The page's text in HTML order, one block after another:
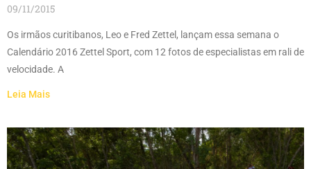
09/11/2015
Os irmãos curitibanos, Leo e Fred Zettel, lançam essa semana o
Calendário 2016 Zettel Sport, com 12 fotos de especialistas em rali de
velocidade. A
Leia Mais